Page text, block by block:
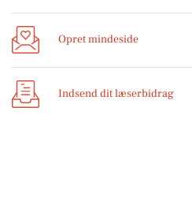
Opret mindeside
Indsend dit læserbidrag